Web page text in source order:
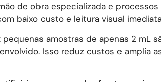
de obra especializada e
baixo custo e leitura visual
amostras de apenas 2 mL
Isso reduz custos e amplia